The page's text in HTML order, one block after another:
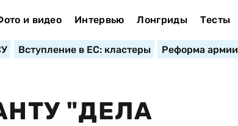
и видео Интервью Лонгриды Тесты
Вступление в ЕС: кластеры Реформа армии
"ДЕЛА